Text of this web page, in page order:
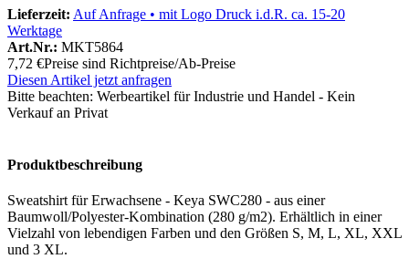
Lieferzeit: Auf Anfrage • mit Logo Druck i.d.R. ca. 15-20
Werktage
Art.Nr.: MKT5864
7,72 €Preise sind Richtpreise/Ab-Preise
Diesen Artikel jetzt anfragen
Bitte beachten: Werbeartikel für Industrie und Handel - Kein
Verkauf an Privat
Produktbeschreibung
Sweatshirt für Erwachsene - Keya SWC280 - aus einer
Baumwoll/Polyester-Kombination (280 g/m2). Erhältlich in einer
Vielzahl von lebendigen Farben und den Größen S, M, L, XL, XXL
und 3 XL.